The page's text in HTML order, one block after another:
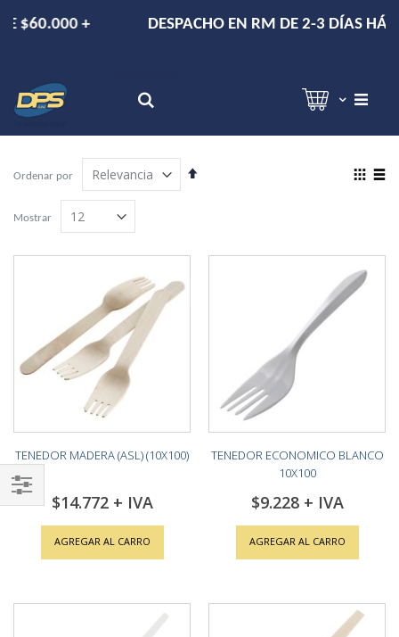
DESPACHO EN RM DE 2-3 DÍAS HÁBILES.
Ordenar por
Establecer
View
Mostrar
TENEDOR MADERA (ASL) (10X100)
$14.772
AGREGAR AL CARRO
TENEDOR ECONOMICO BLANCO
10X100
$9.228
AGREGAR AL CARRO
Shop